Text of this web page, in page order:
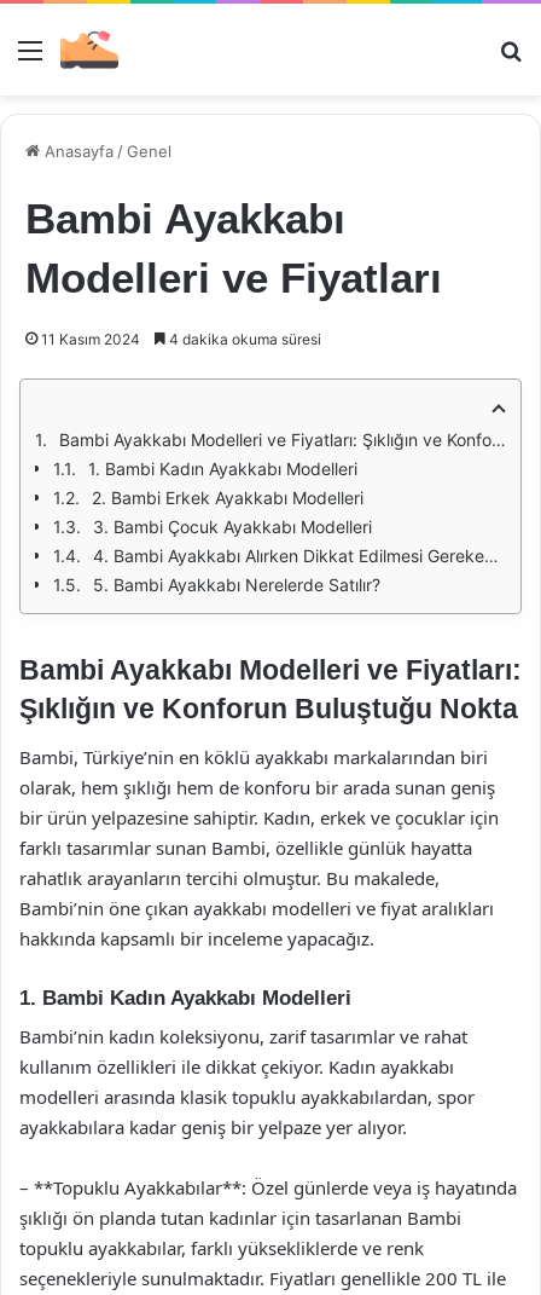
Menü
Anasayfa /Genel
Bambi Ayakkabı
Modelleri ve Fiyatları
11 Kasım 2024 4 dakika okuma süresi
Bambi Ayakkabı Modelleri ve Fiyatları: Şıklığın ve Konforun Buluştuğu Nokta
1. Bambi Kadın Ayakkabı Modelleri
2. Bambi Erkek Ayakkabı Modelleri
3. Bambi Çocuk Ayakkabı Modelleri
4. Bambi Ayakkabı Alırken Dikkat Edilmesi Gerekenler
5. Bambi Ayakkabı Nerelerde Satılır?
Bambi Ayakkabı Modelleri ve Fiyatları:
Şıklığın ve Konforun Buluştuğu Nokta
Bambi, Türkiye’nin en köklü ayakkabı markalarından biri
olarak, hem şıklığı hem de konforu bir arada sunan geniş
bir ürün yelpazesine sahiptir. Kadın, erkek ve çocuklar için
farklı tasarımlar sunan Bambi, özellikle günlük hayatta
rahatlık arayanların tercihi olmuştur. Bu makalede,
Bambi’nin öne çıkan ayakkabı modelleri ve fiyat aralıkları
hakkında kapsamlı bir inceleme yapacağız.
1. Bambi Kadın Ayakkabı Modelleri
Bambi’nin kadın koleksiyonu, zarif tasarımlar ve rahat
kullanım özellikleri ile dikkat çekiyor. Kadın ayakkabı
modelleri arasında klasik topuklu ayakkabılardan, spor
ayakkabılara kadar geniş bir yelpaze yer alıyor.
– **Topuklu Ayakkabılar**: Özel günlerde veya iş hayatında
şıklığı ön planda tutan kadınlar için tasarlanan Bambi
topuklu ayakkabılar, farklı yüksekliklerde ve renk
seçenekleriyle sunulmaktadır. Fiyatları genellikle 200 TL ile